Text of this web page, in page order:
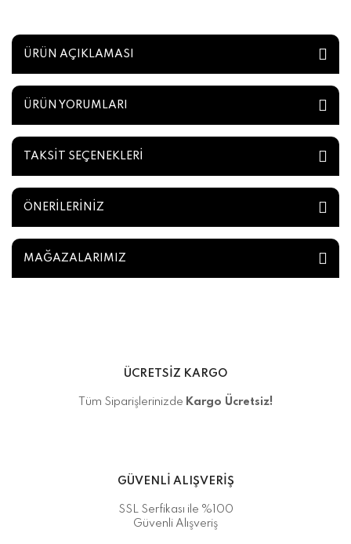
ÜRÜN AÇIKLAMASI
ÜRÜN YORUMLARI
TAKSİT SEÇENEKLERİ
ÖNERİLERİNİZ
MAĞAZALARIMIZ
ÜCRETSİZ KARGO
Tüm Siparişlerinizde Kargo Ücretsiz!
GÜVENLİ ALIŞVERİŞ
SSL Serfikası ile %100
Güvenli Alışveriş